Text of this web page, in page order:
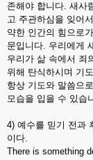
존해야 합니다. 새사
고 주관하심을 잊어
약한 인간의 힘으로
문입니다. 우리에게
우리가 삶 속에서 죄
위해 탄식하시며 기
항상 기도와 말씀으
모습을 입을 수 있습
4) 예수를 믿기 전과
이다.
There is something